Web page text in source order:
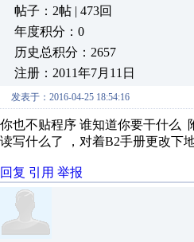
帖子：2帖 | 473回
年度积分：0
历史总积分：2657
注册：2011年7月11日
发表于：2016-04-25 18:54:16
你也不贴程序 谁知道你要干什
读写什么了 ，对着B2手册更改下
回复 引用 举报